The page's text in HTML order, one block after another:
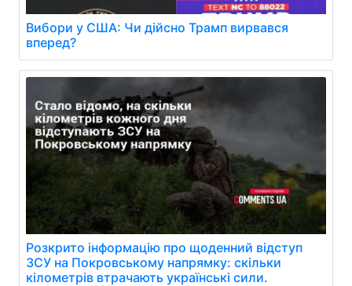
Вибори у США: Чи дійсно Трамп вирвався
вперед?
Розкрито інформацію про щоденний відступ
ЗСУ на Покровському напрямку: скільки
кілометрів втрачають українські сили.